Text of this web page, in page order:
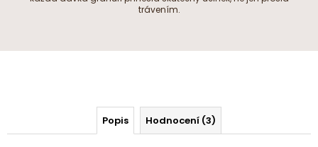
trávením.
Popis Hodnocení (3)